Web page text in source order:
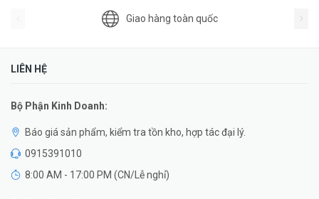
Giao hàng toàn quốc
LIÊN HỆ
Bộ Phận Kinh Doanh:
Báo giá sản phẩm, kiểm tra tồn kho, hợp tác đại lý.
0915391010
8:00 AM - 17:00 PM (CN/Lễ nghỉ)